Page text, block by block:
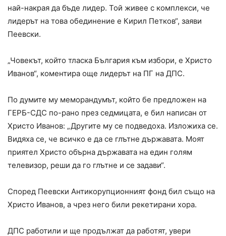
най-накрая да бъде лидер. Той живее с комплекси, че
лидерът на това обединение е Кирил Петков“, заяви
Пеевски.
„Човекът, който тласка България към избори, е Христо
Иванов“, коментира още лидерът на ПГ на ДПС.
По думите му меморандумът, който бе предложен на
ГЕРБ-СДС по-рано през седмицата, е бил написан от
Христо Иванов: „Другите му се подведоха. Изложиха се.
Видяха се, че всичко е да се глътне държавата. Моят
приятел Христо обърна държавата на един голям
телевизор, реши да го глътне и се задави“.
Според Пеевски Антикорупционният фонд бил също на
Христо Иванов, а чрез него били рекетирани хора.
ДПС работили и ще продължат да работят, увери